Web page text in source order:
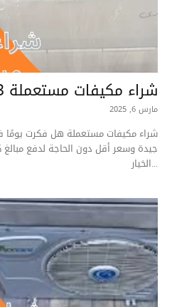
شراء مكيفات مستعملة 67773073
مارس 6, 2025
شراء مكيفات مستعملة هل فكرت يومًا
جيدة وسعر أقل دون الحاجة لدفع
الخيار...